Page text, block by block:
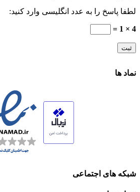
لطفا پاسخ را به عدد انگلیسی وارد کنید:
4 × 1 =
نماد ها
شبکه های اجتماعی